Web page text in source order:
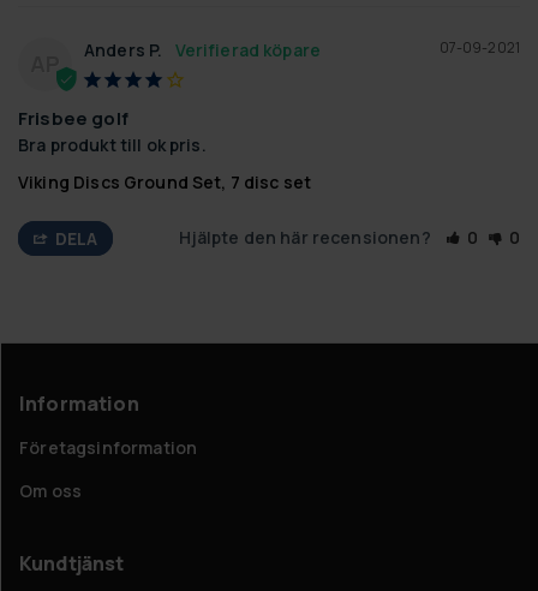
AP
07-09-2021
Anders P.
Frisbee golf
Bra produkt till ok pris.
Viking Discs Ground Set, 7 disc set
DELA Hjälpte den här recensionen? 0 0
Information
Företagsinformation
Om oss
Kundtjänst